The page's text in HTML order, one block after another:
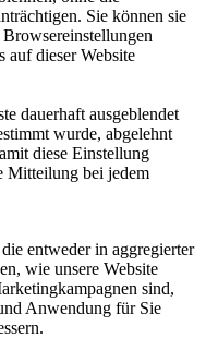
Sie können sie
auf dieser Website
dauerhaft ausgeblendet
wurde, abgelehnt
diese Einstellung
Mitteilung bei jedem
entweder in aggregierter
wie unsere Website
sind,
Anwendung für Sie